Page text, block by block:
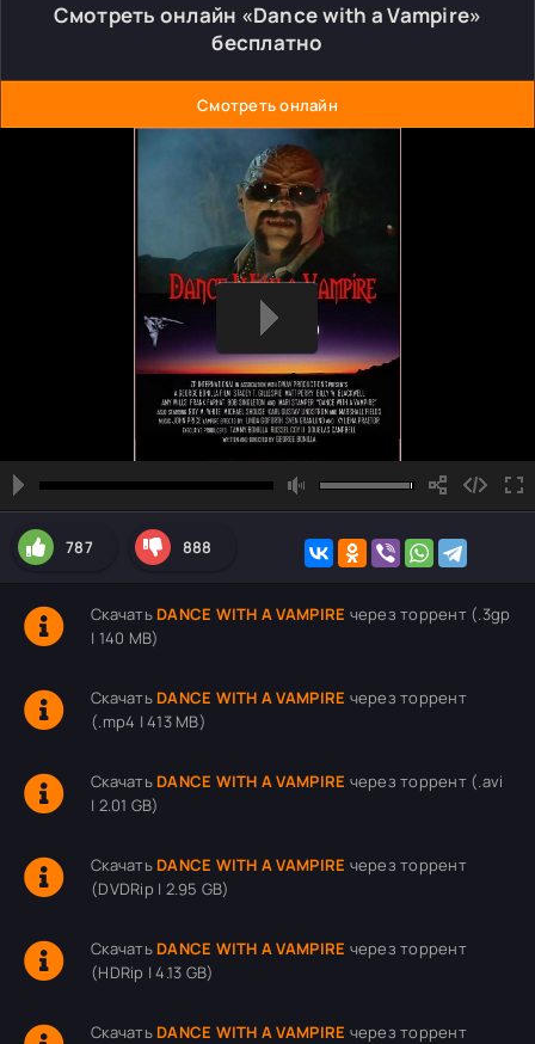
Смотреть онлайн «Dance with a Vampire»
бесплатно
Смотреть онлайн
787 888
Скачать DANCE WITH A VAMPIRE через торрент (.3gp
| 140 MB)
Скачать DANCE WITH A VAMPIRE через торрент
(.mp4 | 413 MB)
Скачать DANCE WITH A VAMPIRE через торрент (.avi
| 2.01 GB)
Скачать DANCE WITH A VAMPIRE через торрент
(DVDRip | 2.95 GB)
Скачать DANCE WITH A VAMPIRE через торрент
(HDRip | 4.13 GB)
Скачать DANCE WITH A VAMPIRE через торрент